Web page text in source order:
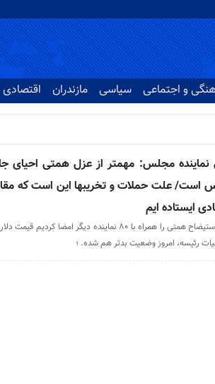
و اجتماعی سیاسی مازندران اقتصادی
نماینده مجلس: مهمتر از عزل همتی احیای
است/ علت حملات و تخریبها این است که
ایستاده ایم
رئیسه، امروز وضعیت بدتر هم شده. ؛